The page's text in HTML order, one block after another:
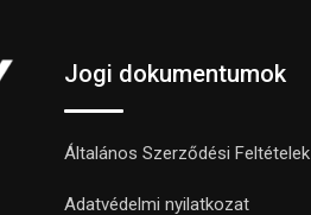
Jogi dokumentumok
Általános Szerződési Feltételek
Adatvédelmi nyilatkozat